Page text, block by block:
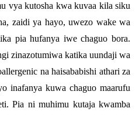
vya kutosha kwa kuvaa kila siku
zaidi ya hayo, uwezo wake wa
pia hufanya iwe chaguo bora.
zinazotumiwa katika uundaji wa
na haisababishi athari za
inafanya kuwa chaguo maarufu
Pia ni muhimu kutaja kwamba